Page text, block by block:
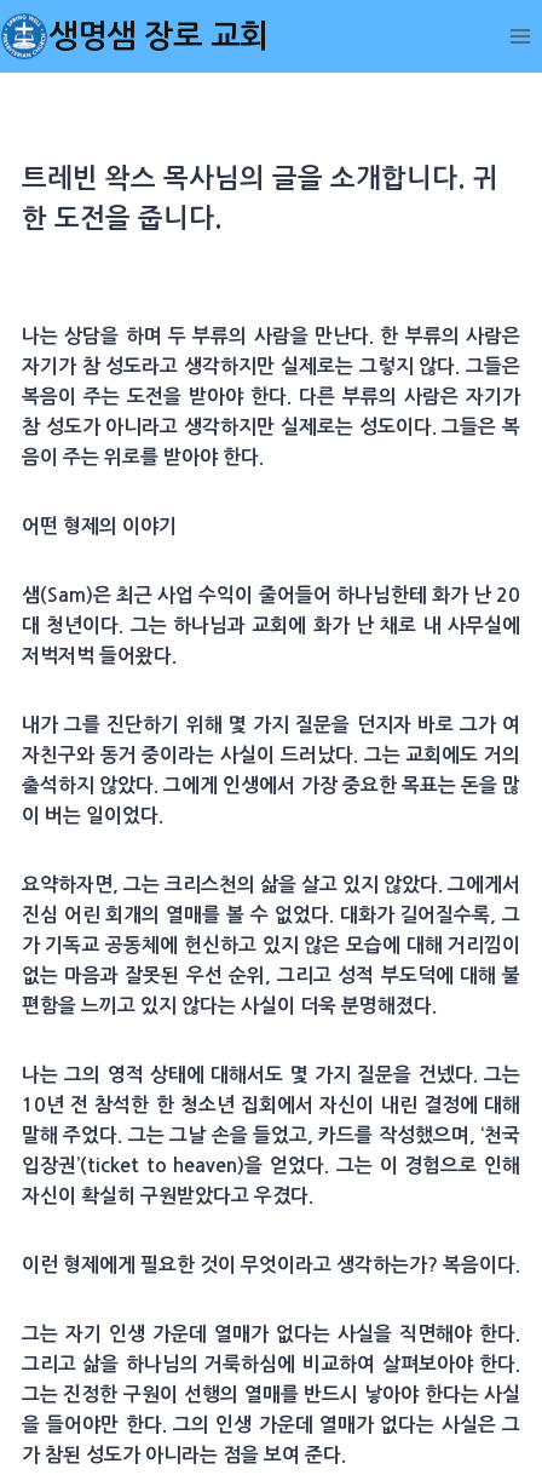
Skip
to
content
생명샘 장로 교회
트레빈 왁스 목사님의 글을 소개합니다. 귀
한 도전을 줍니다.
나는 상담을 하며 두 부류의 사람을 만난다. 한 부류의 사람은
자기가 참 성도라고 생각하지만 실제로는 그렇지 않다. 그들은
복음이 주는 도전을 받아야 한다. 다른 부류의 사람은 자기가
참 성도가 아니라고 생각하지만 실제로는 성도이다. 그들은 복
음이 주는 위로를 받아야 한다.
어떤 형제의 이야기
샘(Sam)은 최근 사업 수익이 줄어들어 하나님한테 화가 난 20
대 청년이다. 그는 하나님과 교회에 화가 난 채로 내 사무실에
저벅저벅 들어왔다.
내가 그를 진단하기 위해 몇 가지 질문을 던지자 바로 그가 여
자친구와 동거 중이라는 사실이 드러났다. 그는 교회에도 거의
출석하지 않았다. 그에게 인생에서 가장 중요한 목표는 돈을 많
이 버는 일이었다.
요약하자면, 그는 크리스천의 삶을 살고 있지 않았다. 그에게서
진심 어린 회개의 열매를 볼 수 없었다. 대화가 길어질수록, 그
가 기독교 공동체에 헌신하고 있지 않은 모습에 대해 거리낌이
없는 마음과 잘못된 우선 순위, 그리고 성적 부도덕에 대해 불
편함을 느끼고 있지 않다는 사실이 더욱 분명해졌다.
나는 그의 영적 상태에 대해서도 몇 가지 질문을 건넸다. 그는
10년 전 참석한 한 청소년 집회에서 자신이 내린 결정에 대해
말해 주었다. 그는 그날 손을 들었고, 카드를 작성했으며, ‘천국
입장권’(ticket to heaven)을 얻었다. 그는 이 경험으로 인해
자신이 확실히 구원받았다고 우겼다.
이런 형제에게 필요한 것이 무엇이라고 생각하는가? 복음이다.
그는 자기 인생 가운데 열매가 없다는 사실을 직면해야 한다.
그리고 삶을 하나님의 거룩하심에 비교하여 살펴보아야 한다.
그는 진정한 구원이 선행의 열매를 반드시 낳아야 한다는 사실
을 들어야만 한다. 그의 인생 가운데 열매가 없다는 사실은 그
가 참된 성도가 아니라는 점을 보여 준다.